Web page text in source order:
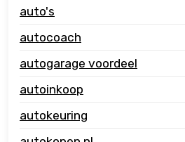
auto's
autocoach
autogarage voordeel
autoinkoop
autokeuring